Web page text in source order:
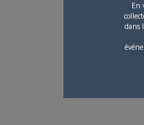
En
dans